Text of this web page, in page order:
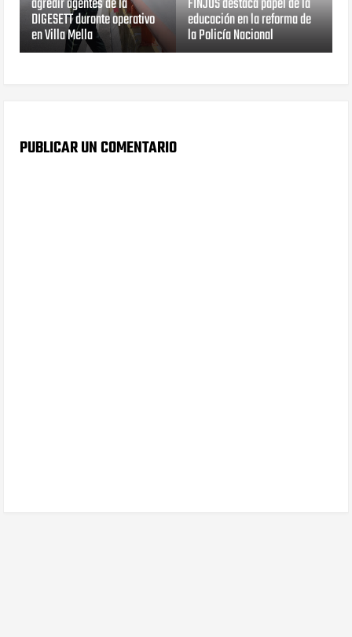
DIGESETT durante operativo
en Villa Mella
educación en la reforma de
la Policía Nacional
PUBLICAR UN COMENTARIO